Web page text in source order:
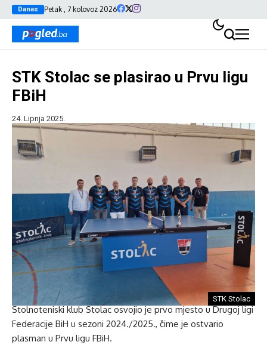
Danas Petak , 7 kolovoz 2026
STK Stolac se plasirao u Prvu ligu
FBiH
24. Lipnja 2025.
STK Stolac
Stolnoteniski klub Stolac osvojio je prvo mjesto u Drugoj ligi
Federacije BiH u sezoni 2024./2025., čime je ostvario
plasman u Prvu ligu FBiH.